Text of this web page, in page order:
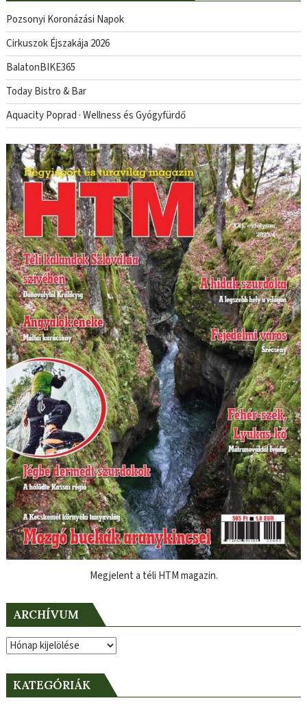
Pozsonyi Koronázási Napok
Cirkuszok Éjszakája 2026
BalatonBIKE365
Today Bistro & Bar
Aquacity Poprad · Wellness és Gyógyfürdő
Megjelent a téli HTM magazin.
ARCHÍVUM
Archívum
KATEGÓRIÁK